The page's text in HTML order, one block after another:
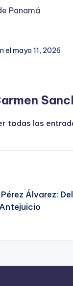
Panamá
el mayo 11, 2026
todas las
Álvarez: